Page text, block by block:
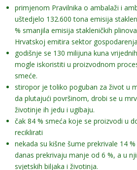
Kontakt
primjenom Pravilnika o ambalaži i
uštedjelo 132.600 tona emisija
% smanjila emisija stakleničkih
Hrvatskoj emitira sektor
godišnje se 130 milijuna kuna
mogle iskoristiti u proizvodnom
smeće.
stiropor je toliko poguban za život u
da plutajući površinom, drobi se u
životinje ih jedu i ugibaju.
čak 84 % smeća koje se proizvodi u
reciklirati
nekada su kišne šume prekrivale 14
danas prekrivaju manje od 6 %, a u
svjetskih biljaka i životinja.